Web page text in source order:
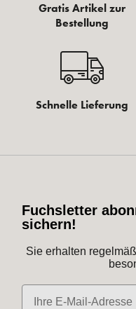
Gratis Artikel zur
Bestellung
Schnelle Lieferung
Fuchsletter
sichern!
Sie erhalten
E-Mail